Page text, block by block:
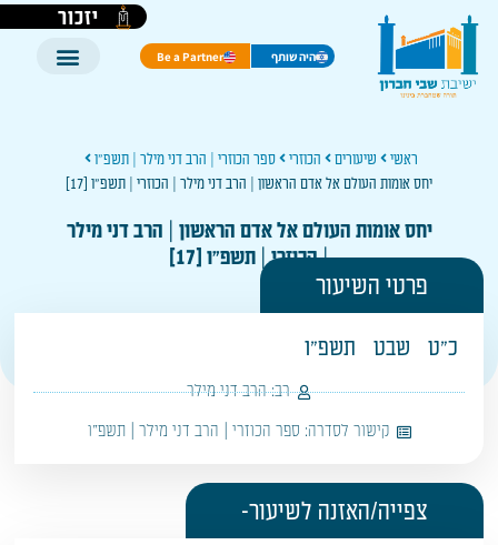
יזכור
היה שותף Be a Partner
ראשי שיעורים הכוזרי
ספר הכוזרי | הרב דני מילר | תשפ"ו
יחס אומות העולם אל אדם הראשון | הרב דני מילר | הכוזרי | תשפ"ו [17]
יחס אומות העולם אל אדם הראשון | הרב דני מילר
| הכוזרי | תשפ"ו [17]
פרטי השיעור
כ"ט שבט תשפ"ו
רב: הרב דני מילר
קישור לסדרה: ספר הכוזרי | הרב דני מילר | תשפ"ו
צפייה/האזנה לשיעור-